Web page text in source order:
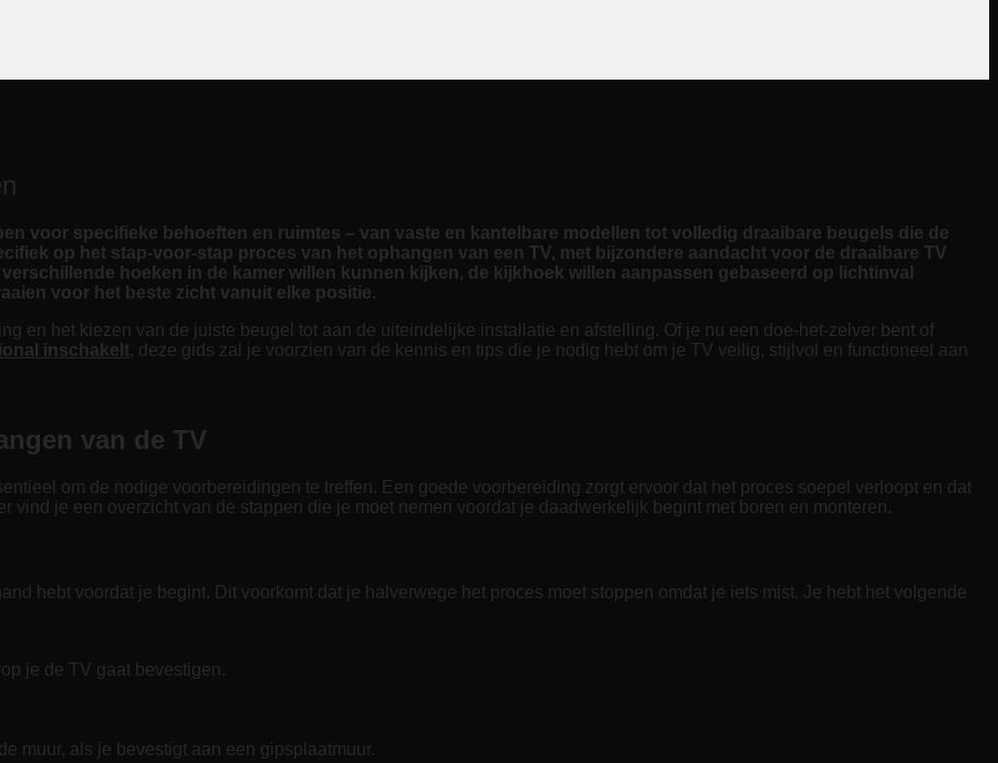
voor specifieke behoeften en ruimtes – van vaste en kantelbare modellen tot volledig draaibare beugels die de
op het stap-voor-stap proces van het ophangen van een TV, met bijzondere aandacht voor de draaibare TV
hoeken in de kamer willen kunnen kijken, de kijkhoek willen aanpassen gebaseerd op lichtinval
voor het beste zicht vanuit elke positie.
en het kiezen van de juiste beugel tot aan de uiteindelijke installatie en afstelling. Of je nu een doe-het-zelver bent of
inschakelt, deze gids zal je voorzien van de kennis en tips die je nodig hebt om je TV veilig, stijlvol en functioneel aan
van de TV
om de nodige voorbereidingen te treffen. Een goede voorbereiding zorgt ervoor dat het proces soepel verloopt en dat
je een overzicht van de stappen die je moet nemen voordat je daadwerkelijk begint met boren en monteren.
hebt voordat je begint. Dit voorkomt dat je halverwege het proces moet stoppen omdat je iets mist. Je hebt het volgende
je de TV gaat bevestigen.
muur, als je bevestigt aan een gipsplaatmuur.